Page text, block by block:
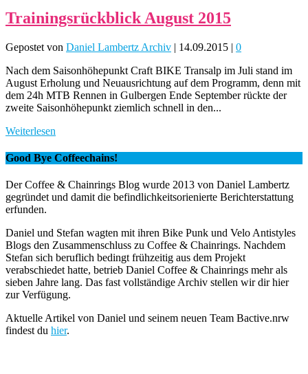
Trainingsrückblick August 2015
Gepostet von Daniel Lambertz Archiv | 14.09.2015 | 0
Nach dem Saisonhöhepunkt Craft BIKE Transalp im Juli stand im
August Erholung und Neuausrichtung auf dem Programm, denn mit
dem 24h MTB Rennen in Gulbergen Ende September rückte der
zweite Saisonhöhepunkt ziemlich schnell in den...
Weiterlesen
Good Bye Coffeechains!
Der Coffee & Chainrings Blog wurde 2013 von Daniel Lambertz
gegründet und damit die befindlichkeitsorienierte Berichterstattung
erfunden.
Daniel und Stefan wagten mit ihren Bike Punk und Velo Antistyles
Blogs den Zusammenschluss zu Coffee & Chainrings. Nachdem
Stefan sich beruflich bedingt frühzeitig aus dem Projekt
verabschiedet hatte, betrieb Daniel Coffee & Chainrings mehr als
sieben Jahre lang. Das fast vollständige Archiv stellen wir dir hier
zur Verfügung.
Aktuelle Artikel von Daniel und seinem neuen Team Bactive.nrw
findest du hier.